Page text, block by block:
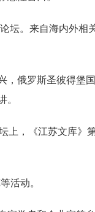
坛。来自海内外相
俄罗斯圣彼得堡
。
上，《江苏文库》
活动。